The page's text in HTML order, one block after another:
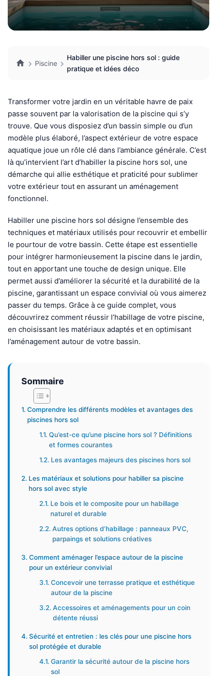
Piscine
Habiller une piscine hors sol : guide
pratique et idées déco
Transformer votre jardin en un véritable havre de paix
passe souvent par la valorisation de la piscine qui s’y
trouve. Que vous disposiez d’un bassin simple ou d’un
modèle plus élaboré, l’aspect extérieur de votre espace
aquatique joue un rôle clé dans l’ambiance générale. C’est
là qu’intervient l’art d’habiller la piscine hors sol, une
démarche qui allie esthétique et praticité pour sublimer
votre extérieur tout en assurant un aménagement
fonctionnel.
Habiller une piscine hors sol désigne l’ensemble des
techniques et matériaux utilisés pour recouvrir et embellir
le pourtour de votre bassin. Cette étape est essentielle
pour intégrer harmonieusement la piscine dans le jardin,
tout en apportant une touche de design unique. Elle
permet aussi d’améliorer la sécurité et la durabilité de la
piscine, garantissant un espace convivial où vous aimerez
passer du temps. Grâce à ce guide complet, vous
découvrirez comment réussir l’habillage de votre piscine,
en choisissant les matériaux adaptés et en optimisant
l’aménagement autour de votre bassin.
Sommaire
Comprendre les différents modèles et avantages des
piscines hors sol
Qu’est-ce qu’une piscine hors sol ? Définitions
et formes courantes
Les avantages majeurs des piscines hors sol
Les matériaux et solutions pour habiller sa piscine
hors sol avec style
Le bois et le composite pour un habillage
naturel et durable
Autres options d’habillage : panneaux PVC,
parpaings et solutions créatives
Comment aménager l’espace autour de la piscine
pour un extérieur convivial
Concevoir une terrasse pratique et esthétique
autour de la piscine
Accessoires et aménagements pour un coin
détente réussi
Sécurité et entretien : les clés pour une piscine hors
sol protégée et durable
Garantir la sécurité autour de la piscine hors
sol